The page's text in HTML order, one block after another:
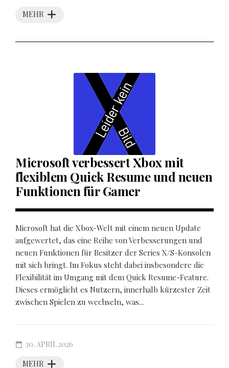
MEHR
Microsoft verbessert Xbox mit
flexiblem Quick Resume und neuen
Funktionen für Gamer
Microsoft hat die Xbox-Welt mit einem neuen Update
aufgewertet, das eine Reihe von Verbesserungen und
neuen Funktionen für Besitzer der Series X/S-Konsolen
mit sich bringt. Im Fokus steht dabei insbesondere die
Flexibilität im Umgang mit dem Quick Resume-Feature.
Dieses ermöglicht es Nutzern, innerhalb kürzester Zeit
zwischen Spielen zu wechseln, was...
MEHR
30. APRIL 2026